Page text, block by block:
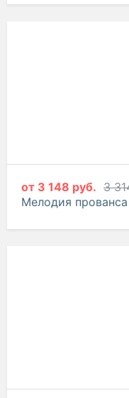
от 3 148 руб. 3
Мелодия прованса